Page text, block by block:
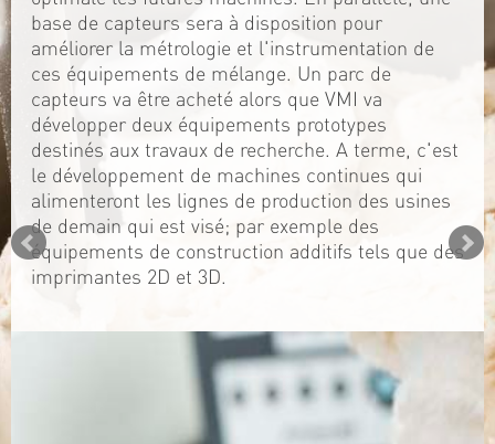
base de capteurs sera à disposition pour
améliorer la métrologie et l'instrumentation de
ces équipements de mélange. Un parc de
capteurs va être acheté alors que VMI va
développer deux équipements prototypes
destinés aux travaux de recherche. A terme, c'est
le développement de machines continues qui
alimenteront les lignes de production des usines
de demain qui est visé; par exemple des
équipements de construction additifs tels que des
imprimantes 2D et 3D.